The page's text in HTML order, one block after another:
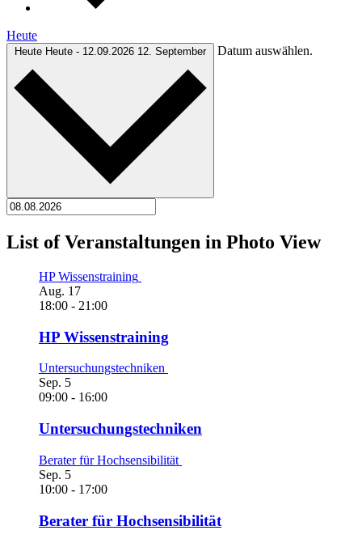
Heute
Heute Heute - 12.09.2026 12. September Datum auswählen.
List of Veranstaltungen in Photo View
HP Wissenstraining
Aug. 17
18:00 - 21:00
HP Wissenstraining
Untersuchungstechniken
Sep. 5
09:00 - 16:00
Untersuchungstechniken
Berater für Hochsensibilität
Sep. 5
10:00 - 17:00
Berater für Hochsensibilität